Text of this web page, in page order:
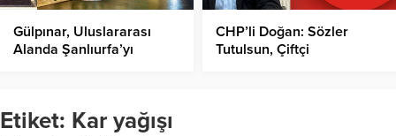
Gülpınar, Uluslararası
Alanda Şanlıurfa’yı
CHP’li Doğan: Sözler
Tutulsun, Çiftçi
Etiket: Kar yağışı